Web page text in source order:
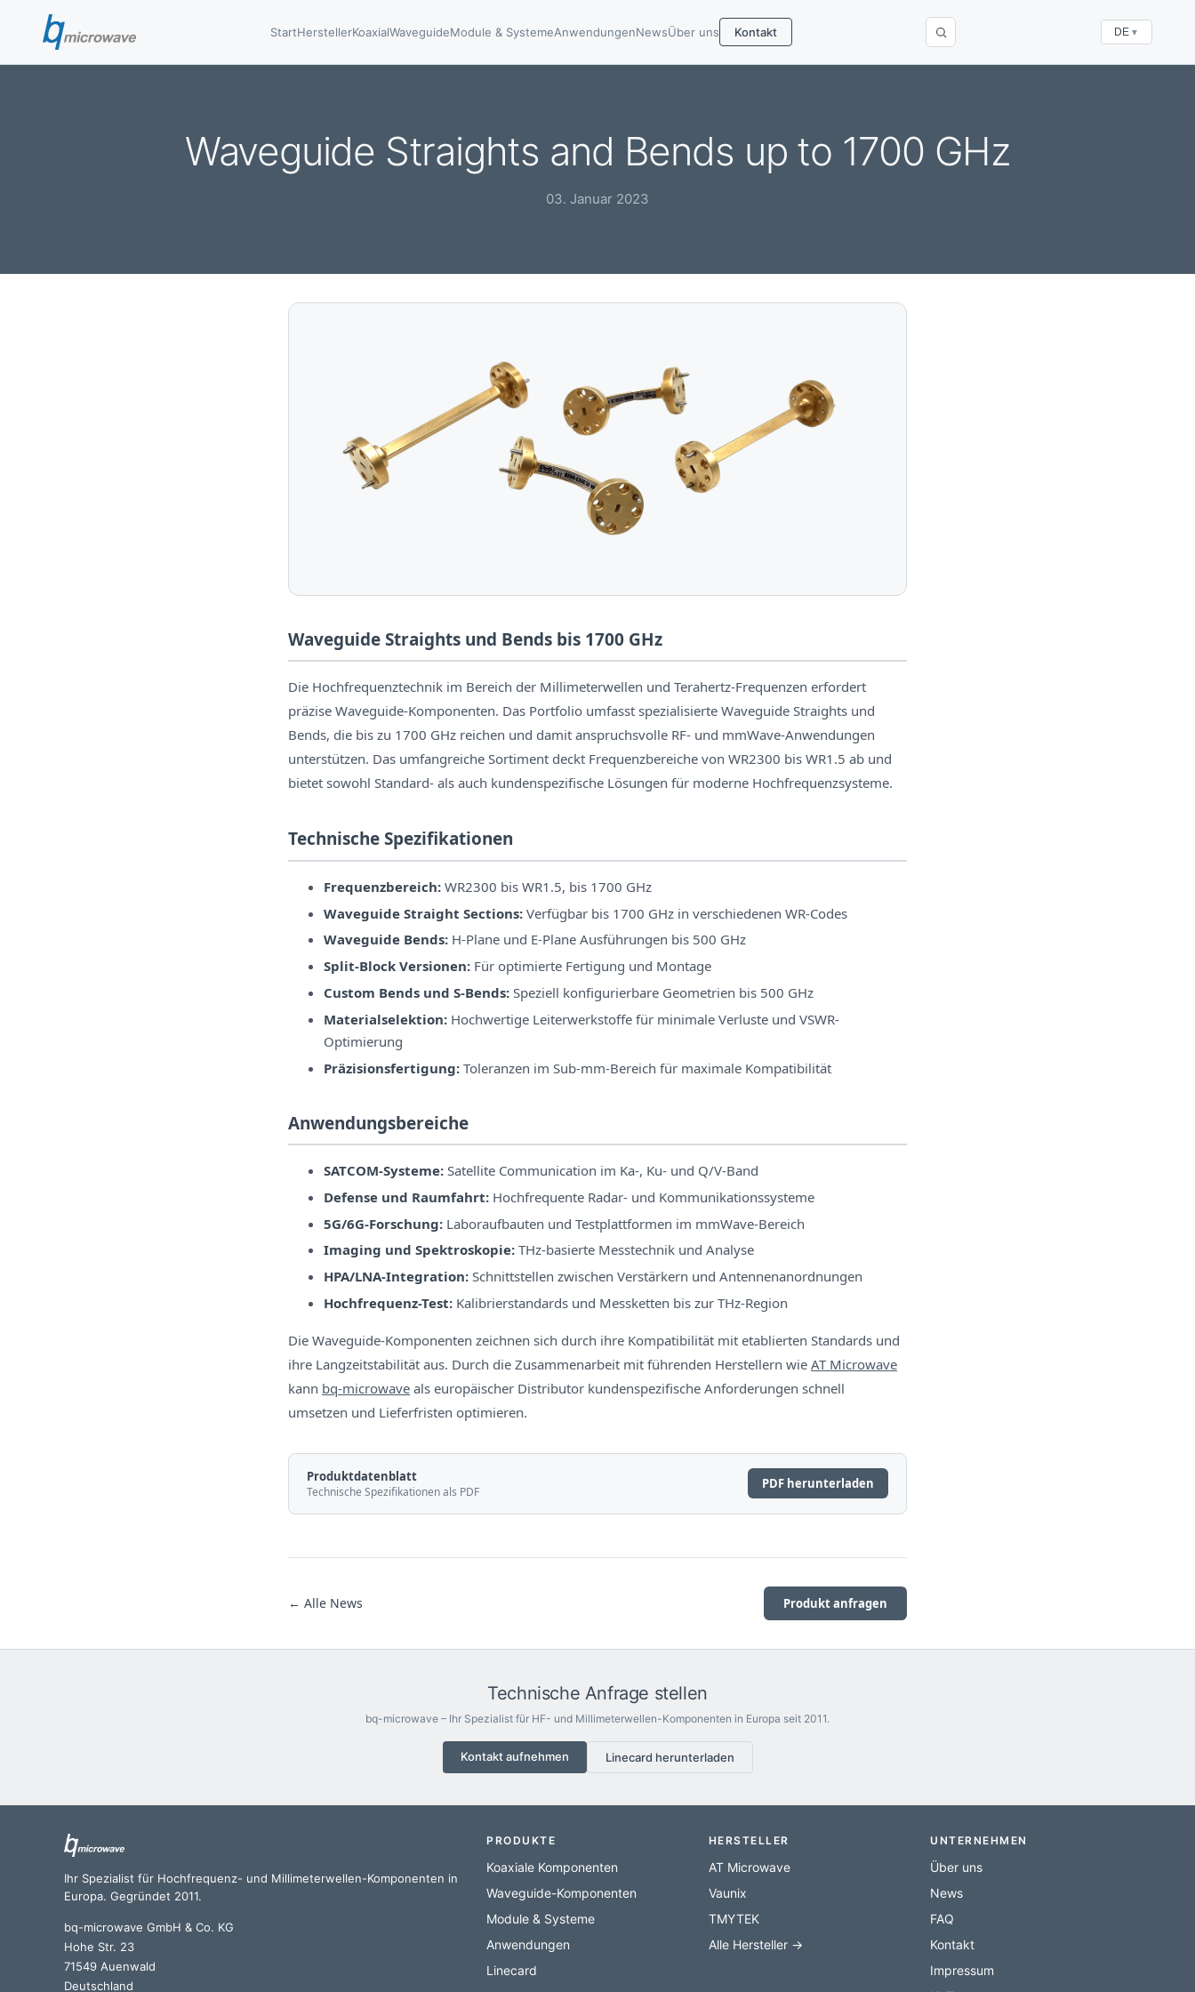
StartHerstellerKoaxialWaveguideModule & SystemeAnwendungenNewsÜber uns Kontakt DE ▼
Waveguide Straights and Bends up to 1700 GHz
03. Januar 2023
Waveguide Straights und Bends bis 1700 GHz
Die Hochfrequenztechnik im Bereich der Millimeterwellen und Terahertz-Frequenzen erfordert
präzise Waveguide-Komponenten. Das Portfolio umfasst spezialisierte Waveguide Straights und
Bends, die bis zu 1700 GHz reichen und damit anspruchsvolle RF- und mmWave-Anwendungen
unterstützen. Das umfangreiche Sortiment deckt Frequenzbereiche von WR2300 bis WR1.5 ab und
bietet sowohl Standard- als auch kundenspezifische Lösungen für moderne Hochfrequenzsysteme.
Technische Spezifikationen
Frequenzbereich: WR2300 bis WR1.5, bis 1700 GHz
Waveguide Straight Sections: Verfügbar bis 1700 GHz in verschiedenen WR-Codes
Waveguide Bends: H-Plane und E-Plane Ausführungen bis 500 GHz
Split-Block Versionen: Für optimierte Fertigung und Montage
Custom Bends und S-Bends: Speziell konfigurierbare Geometrien bis 500 GHz
Materialselektion: Hochwertige Leiterwerkstoffe für minimale Verluste und VSWR-
Optimierung
Präzisionsfertigung: Toleranzen im Sub-mm-Bereich für maximale Kompatibilität
Anwendungsbereiche
SATCOM-Systeme: Satellite Communication im Ka-, Ku- und Q/V-Band
Defense und Raumfahrt: Hochfrequente Radar- und Kommunikationssysteme
5G/6G-Forschung: Laboraufbauten und Testplattformen im mmWave-Bereich
Imaging und Spektroskopie: THz-basierte Messtechnik und Analyse
HPA/LNA-Integration: Schnittstellen zwischen Verstärkern und Antennenanordnungen
Hochfrequenz-Test: Kalibrierstandards und Messketten bis zur THz-Region
Die Waveguide-Komponenten zeichnen sich durch ihre Kompatibilität mit etablierten Standards und
ihre Langzeitstabilität aus. Durch die Zusammenarbeit mit führenden Herstellern wie AT Microwave
kann bq-microwave als europäischer Distributor kundenspezifische Anforderungen schnell
umsetzen und Lieferfristen optimieren.
Produktdatenblatt
Technische Spezifikationen als PDF PDF herunterladen
← Alle News Produkt anfragen
Technische Anfrage stellen
bq-microwave – Ihr Spezialist für HF- und Millimeterwellen-Komponenten in Europa seit 2011.
Kontakt aufnehmen Linecard herunterladen
Ihr Spezialist für Hochfrequenz- und Millimeterwellen-Komponenten in
Europa. Gegründet 2011.
bq-microwave GmbH & Co. KG
Hohe Str. 23
71549 Auenwald
Deutschland
PRODUKTE
Koaxiale Komponenten
Waveguide-Komponenten
Module & Systeme
Anwendungen
Linecard
HERSTELLER
AT Microwave
Vaunix
TMYTEK
Alle Hersteller →
UNTERNEHMEN
Über uns
News
FAQ
Kontakt
Impressum